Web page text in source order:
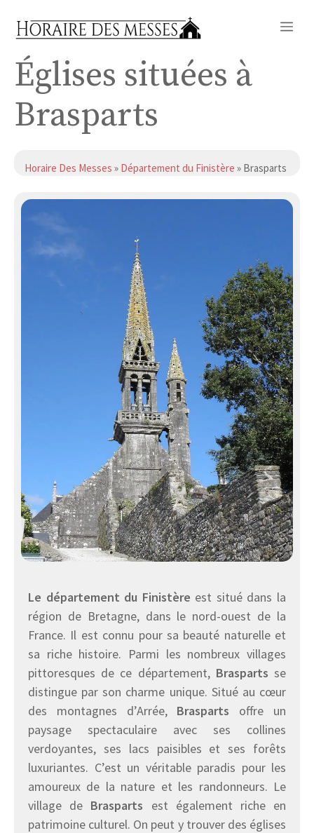
Églises situées à
Brasparts
Horaire Des Messes » Département du Finistère » Brasparts
Le département du Finistère est situé dans la
région de Bretagne, dans le nord-ouest de la
France. Il est connu pour sa beauté naturelle et
sa riche histoire. Parmi les nombreux villages
pittoresques de ce département, Brasparts se
distingue par son charme unique. Situé au cœur
des montagnes d’Arrée, Brasparts offre un
paysage spectaculaire avec ses collines
verdoyantes, ses lacs paisibles et ses forêts
luxuriantes. C’est un véritable paradis pour les
amoureux de la nature et les randonneurs. Le
village de Brasparts est également riche en
patrimoine culturel. On peut y trouver des églises